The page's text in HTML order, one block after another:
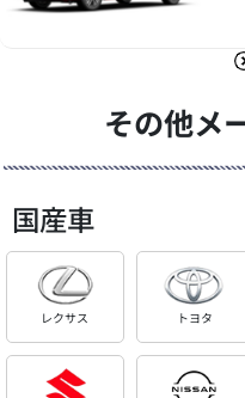
その他メ
国産車
レクサス トヨタ